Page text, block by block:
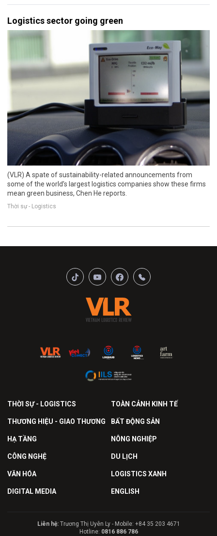
Logistics sector going green
(VLR) A spate of sustainability-related announcements from
some of the world’s largest logistics companies show these firms
mean green business, Chen He reports.
Thời sự - Logistics
THỜI SỰ - LOGISTICS TOÀN CẢNH KINH TẾ
THƯƠNG HIỆU - GIAO THƯƠNG BẤT ĐỘNG SẢN
HẠ TẦNG NÔNG NGHIỆP
CÔNG NGHỆ DU LỊCH
VĂN HÓA LOGISTICS XANH
DIGITAL MEDIA ENGLISH
Liên hệ:Trương Thị Uyên Ly - Mobile: +84 35 203 4671
Hotline: 0816 886 786